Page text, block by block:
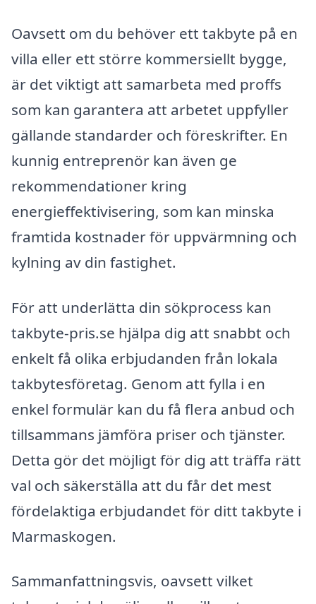
Oavsett om du behöver ett takbyte på en
villa eller ett större kommersiellt bygge,
är det viktigt att samarbeta med proffs
som kan garantera att arbetet uppfyller
gällande standarder och föreskrifter. En
kunnig entreprenör kan även ge
rekommendationer kring
energieffektivisering, som kan minska
framtida kostnader för uppvärmning och
kylning av din fastighet.
För att underlätta din sökprocess kan
takbyte-pris.se hjälpa dig att snabbt och
enkelt få olika erbjudanden från lokala
takbytesföretag. Genom att fylla i en
enkel formulär kan du få flera anbud och
tillsammans jämföra priser och tjänster.
Detta gör det möjligt för dig att träffa rätt
val och säkerställa att du får det mest
fördelaktiga erbjudandet för ditt takbyte i
Marmaskogen.
Sammanfattningsvis, oavsett vilket